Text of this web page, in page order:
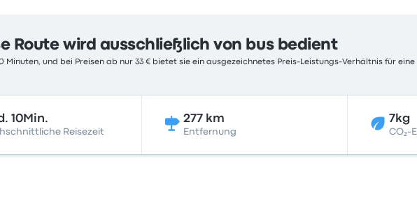
Route wird ausschließlich von bus bedient
Minuten, und bei Preisen ab nur 33 € bietet sie ein ausgezeichnetes Preis-Leistungs-Verhältnis für eine
10Min.
Reisezeit
277 km
Entfernung
7kg
CO₂-